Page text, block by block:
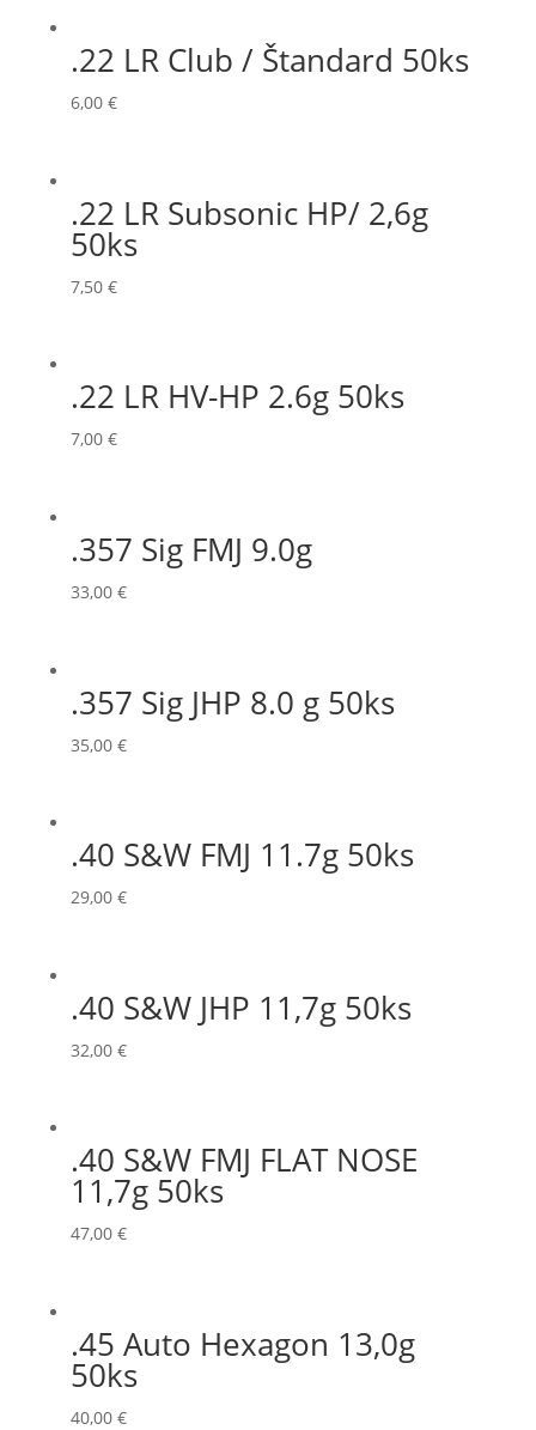
.22 LR Club / Štandard 50ks
6,00 €
.22 LR Subsonic HP/ 2,6g
50ks
7,50 €
.22 LR HV-HP 2.6g 50ks
7,00 €
.357 Sig FMJ 9.0g
33,00 €
.357 Sig JHP 8.0 g 50ks
35,00 €
.40 S&W FMJ 11.7g 50ks
29,00 €
.40 S&W JHP 11,7g 50ks
32,00 €
.40 S&W FMJ FLAT NOSE
11,7g 50ks
47,00 €
.45 Auto Hexagon 13,0g
50ks
40,00 €